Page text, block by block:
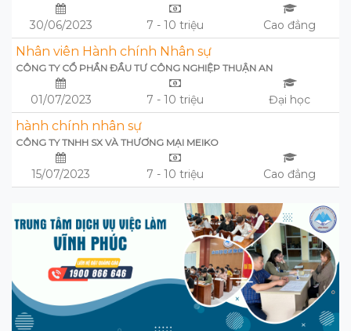
30/06/2023 7 - 10 triệu Cao đẳng
Nhân viên Hành chính Nhân sự
CÔNG TY CỔ PHẦN ĐẦU TƯ CÔNG NGHIỆP THUẬN AN
01/07/2023 7 - 10 triệu Đại học
hành chính nhân sự
CÔNG TY TNHH SX VÀ THƯƠNG MẠI MEIKO
15/07/2023 7 - 10 triệu Cao đẳng